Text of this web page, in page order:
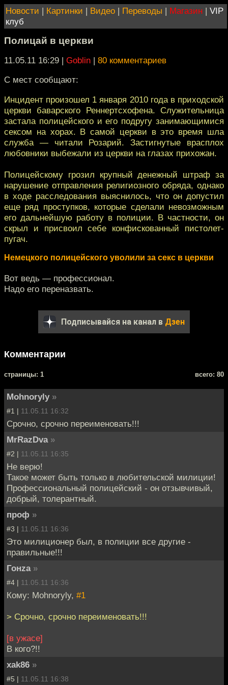
Новости | Картинки | Видео | Переводы | Магазин | VIP
клуб
Полицай в церкви
11.05.11 16:29 | Goblin | 80 комментариев
С мест сообщают:
Инцидент произошел 1 января 2010 года в приходской
церкви баварского Реннертсхофена. Служительница
застала полицейского и его подругу занимающимися
сексом на хорах. В самой церкви в это время шла
служба — читали Розарий. Застигнутые врасплох
любовники выбежали из церкви на глазах прихожан.
Полицейскому грозил крупный денежный штраф за
нарушение отправления религиозного обряда, однако
в ходе расследования выяснилось, что он допустил
еще ряд проступков, которые сделали невозможным
его дальнейшую работу в полиции. В частности, он
скрыл и присвоил себе конфискованный пистолет-
пугач.
Немецкого полицейского уволили за секс в церкви
Вот ведь — профессионал.
Надо его переназвать.
Подписывайся на канал в Дзен
Комментарии
cтраницы: 1 всего: 80
Mohnoryly »
#1 | 11.05.11 16:32
Срочно, срочно переименовать!!!
MrRazDva »
#2 | 11.05.11 16:35
Не верю!
Такое может быть только в любительской милиции!
Профессиональный полицейский - он отзывчивый,
добрый, толерантный.
проф »
#3 | 11.05.11 16:36
Это милиционер был, в полиции все другие -
правильные!!!
Гонzа »
#4 | 11.05.11 16:36
Кому: Mohnoryly, #1
> Срочно, срочно переименовать!!!
[в ужасе]
В кого?!!
xak86 »
#5 | 11.05.11 16:38